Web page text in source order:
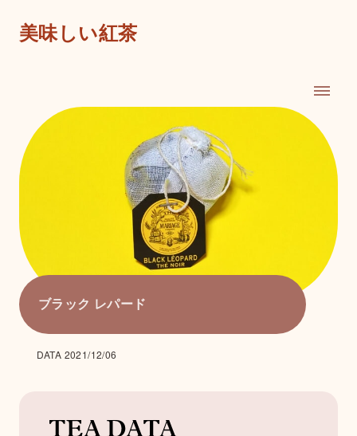
美味しい紅茶
ブラック レパード
DATA 2021/12/06